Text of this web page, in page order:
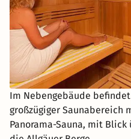
Im Nebengebäude
großzügiger Saunabereich
Panorama-Sauna, mit Blick